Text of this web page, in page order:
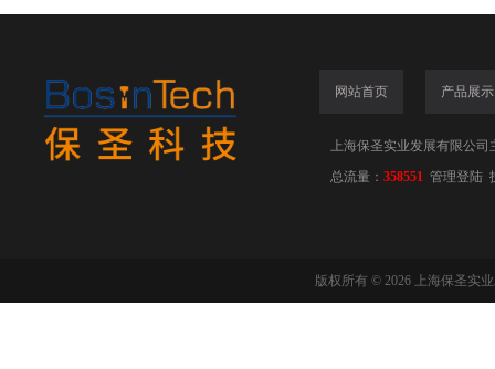
网站首页 产品展示
上海保圣实业发展有限公司
总流量： 358551 管理登陆
版权所有 © 2026 上海保圣实